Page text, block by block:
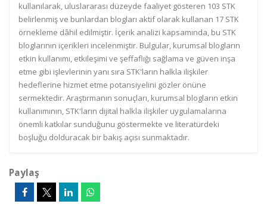
kullanılarak, uluslararası düzeyde faaliyet gösteren 103 STK
belirlenmiş ve bunlardan blogları aktif olarak kullanan 17 STK
örnekleme dâhil edilmiştir. İçerik analizi kapsamında, bu STK
bloglarının içerikleri incelenmiştir. Bulgular, kurumsal blogların
etkin kullanımı, etkileşimi ve şeffaflığı sağlama ve güven inşa
etme gibi işlevlerinin yanı sıra STK'ların halkla ilişkiler
hedeflerine hizmet etme potansiyelini gözler önüne
sermektedir. Araştırmanın sonuçları, kurumsal blogların etkin
kullanımının, STK'ların dijital halkla ilişkiler uygulamalarına
önemli katkılar sunduğunu göstermekte ve literatürdeki
boşluğu dolduracak bir bakış açısı sunmaktadır.
Paylaş